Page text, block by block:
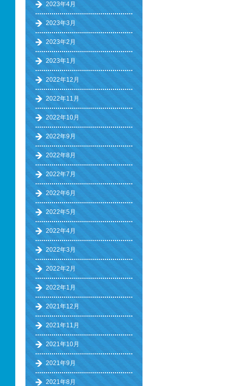
2023年4月
2023年3月
2023年2月
2023年1月
2022年12月
2022年11月
2022年10月
2022年9月
2022年8月
2022年7月
2022年6月
2022年5月
2022年4月
2022年3月
2022年2月
2022年1月
2021年12月
2021年11月
2021年10月
2021年9月
2021年8月